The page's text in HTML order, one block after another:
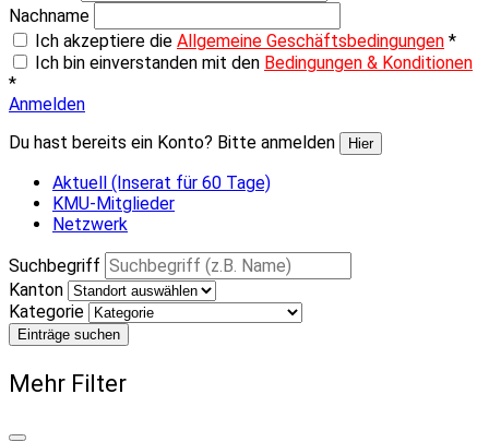
Nachname
Ich akzeptiere die Allgemeine Geschäftsbedingungen *
Ich bin einverstanden mit den Bedingungen & Konditionen
*
Anmelden
Du hast bereits ein Konto? Bitte anmelden
Hier
Aktuell (Inserat für 60 Tage)
KMU-Mitglieder
Netzwerk
Suchbegriff
Kanton
Kategorie
Einträge suchen
Mehr Filter